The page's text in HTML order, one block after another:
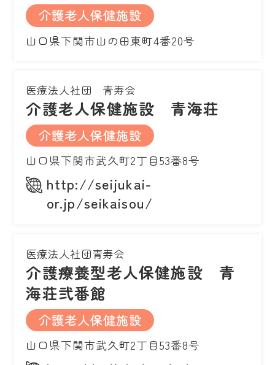
介護老人保健施設
山口県下関市山の田東町4番20号
医療法人社団 青寿会
介護老人保健施設 青海荘
介護老人保健施設
山口県下関市武久町2丁目53番8号
http://seijukai-
or.jp/seikaisou/
医療法人社団青寿会
介護療養型老人保健施設 青
海荘弐番館
介護老人保健施設
山口県下関市武久町2丁目53番8号